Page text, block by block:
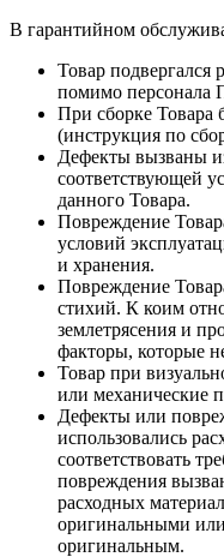
В гарантийном
Товар подвергался
помимо персонала
При сборке Товара
(инструкция по
Дефекты вызваны
соответствующей
данного Товара.
Повреждение
условий
и хранения.
Повреждение
стихий. К коим
землетрясения и
факторы, которые
Товар при
или механические
Дефекты или
использовались
соответствовать
повреждения
расходных
оригинальными
оригинальным.